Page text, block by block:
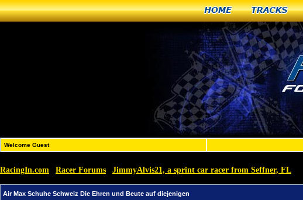
Home Tracks
Welcome Guest
RacingIn.com Racer Forums JimmyAlvis21, a sprint car racer from Seffner, FL
Air Max Schuhe Schweiz Die Ehren und Beute auf diejenigen